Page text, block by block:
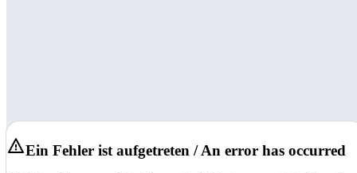
Ein Fehler ist aufgetreten / An error has occurred